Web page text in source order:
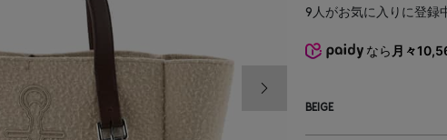
9人がお気に入りに登録
なら 月々
BEIGE